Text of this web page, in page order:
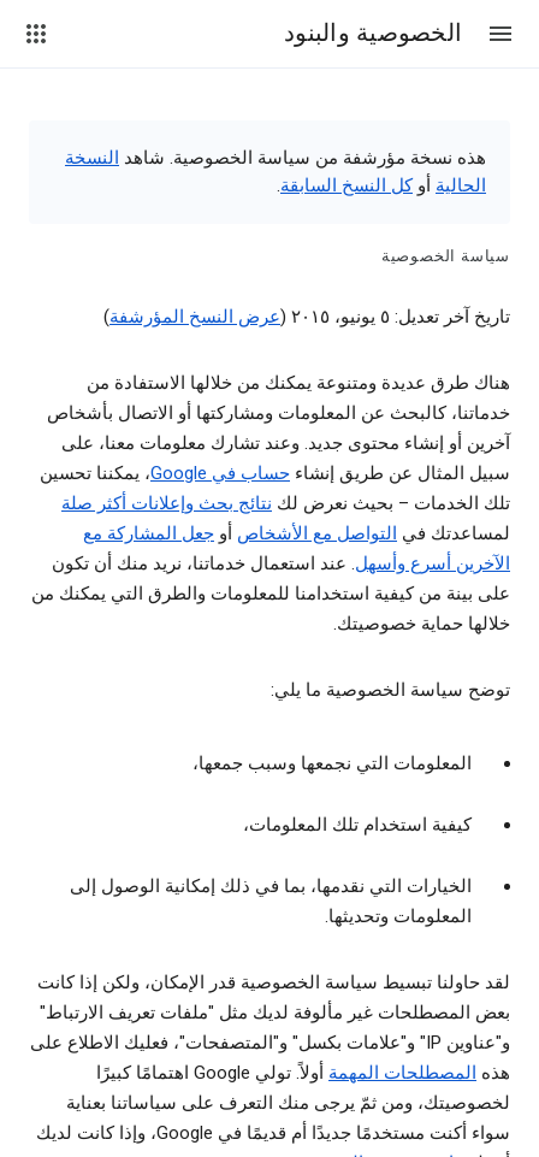
الخصوصية والبنود
هذه نسخة مؤرشفة من سياسة الخصوصية. شاهد النسخة
الحالية أوكل النسخ السابقة.
سياسة الخصوصية
تاريخ آخر تعديل: ٥ يونيو، ٢٠١٥ ( عرض النسخ المؤرشفة)
هناك طرق عديدة ومتنوعة يمكنك من خلالها الاستفادة من
خدماتنا، كالبحث عن المعلومات ومشاركتها أو الاتصال بأشخاص
آخرين أو إنشاء محتوى جديد. وعند تشارك معلومات معنا، على
سبيل المثال عن طريق إنشاء حساب في Google
، يمكننا تحسين
تلك الخدمات – بحيث نعرض لك نتائج بحث وإعلانات أكثر صلة
لمساعدتك في التواصل مع الأشخاص أو جعل المشاركة مع
الآخرين أسرع وأسهل. عند استعمال خدماتنا، نريد منك أن تكون
على بينة من كيفية استخدامنا للمعلومات والطرق التي يمكنك من
خلالها حماية خصوصيتك.
توضح سياسة الخصوصية ما يلي:
المعلومات التي نجمعها وسبب جمعها،
كيفية استخدام تلك المعلومات،
الخيارات التي نقدمها، بما في ذلك إمكانية الوصول إلى
المعلومات وتحديثها.
لقد حاولنا تبسيط سياسة الخصوصية قدر الإمكان، ولكن إذا كانت
بعض المصطلحات غير مألوفة لديك مثل "ملفات تعريف الارتباط"
و"عناوين IP" و"علامات بكسل" و"المتصفحات"، فعليك الاطلاع على
هذه المصطلحات المهمة
أولاً. تولي Google اهتمامًا كبيرًا
لخصوصيتك، ومن ثمّ يرجى منك التعرف على سياساتنا بعناية
سواء أكنت مستخدمًا جديدًا أم قديمًا في Google، وإذا كانت لديك